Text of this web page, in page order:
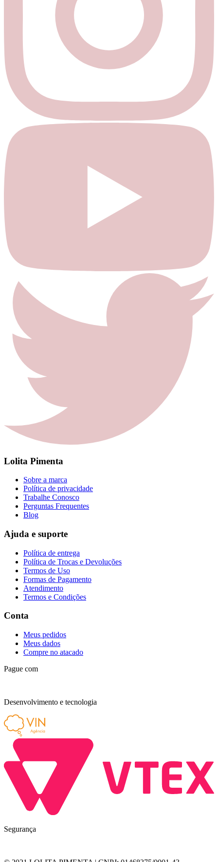
Lolita Pimenta
Sobre a marca
Política de privacidade
Trabalhe Conosco
Perguntas Frequentes
Blog
Ajuda e suporte
Política de entrega
Política de Trocas e Devoluções
Termos de Uso
Formas de Pagamento
Atendimento
Termos e Condições
Conta
Meus pedidos
Meus dados
Compre no atacado
Pague com
Desenvolvimento e tecnologia
Segurança